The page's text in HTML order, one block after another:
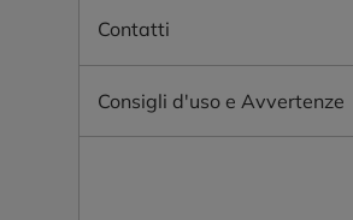
Contatti
Consigli d'uso e Avvertenze